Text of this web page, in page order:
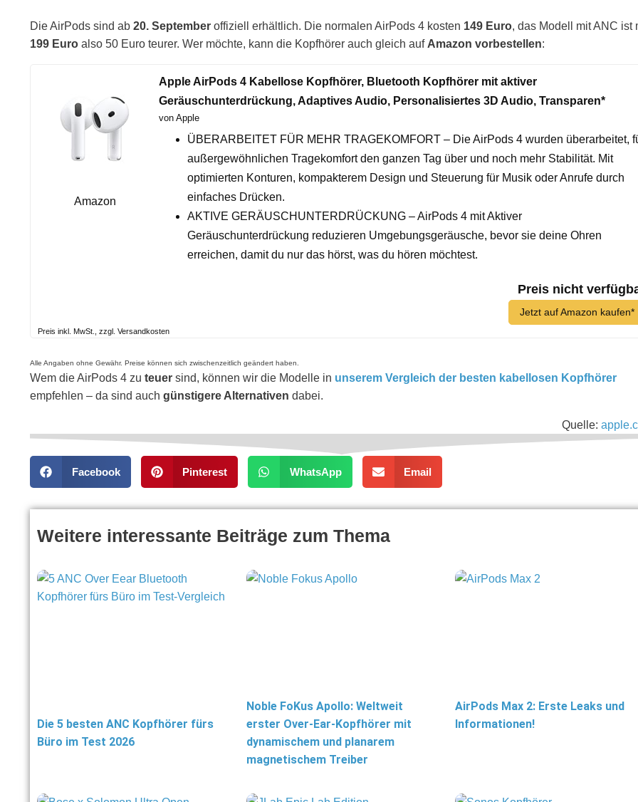
Die AirPods sind ab 20. September offiziell erhältlich. Die normalen AirPods 4 kosten 149 Euro, das Modell mit ANC ist
199 Euro also 50 Euro teurer. Wer möchte, kann die Kopfhörer auch gleich auf Amazon vorbestellen:
Amazon
Apple AirPods 4 Kabellose Kopfhörer, Bluetooth Kopfhörer mit aktiver
Geräuschunterdrückung, Adaptives Audio, Personalisiertes 3D Audio, Transparen*
von Apple
ÜBERARBEITET FÜR MEHR TRAGEKOMFORT – Die AirPods 4 wurden überarbeitet,
außergewöhnlichen Tragekomfort den ganzen Tag über und noch mehr Stabilität. Mit
optimierten Konturen, kompakterem Design und Steuerung für Musik oder Anrufe durch
einfaches Drücken.
AKTIVE GERÄUSCHUNTERDRÜCKUNG – AirPods 4 mit Aktiver
Geräuschunterdrückung reduzieren Umgebungsgeräusche, bevor sie deine Ohren
erreichen, damit du nur das hörst, was du hören möchtest.
Preis nicht
Jetzt auf Amazon kaufen*
Preis inkl. MwSt., zzgl. Versandkosten
Alle Angaben ohne Gewähr. Preise können sich zwischenzeitlich geändert haben.
Wem die AirPods 4 zu teuer sind, können wir die Modelle in unserem Vergleich der besten kabellosen Kopfhörer
empfehlen – da sind auch günstigere Alternativen dabei.
Quelle:
Facebook Pinterest WhatsApp Email
Weitere interessante Beiträge zum Thema
Die 5 besten ANC Kopfhörer fürs
Büro im Test 2026
Noble FoKus Apollo: Weltweit
erster Over-Ear-Kopfhörer mit
dynamischem und planarem
magnetischem Treiber
AirPods Max 2: Erste Leaks und
Informationen!